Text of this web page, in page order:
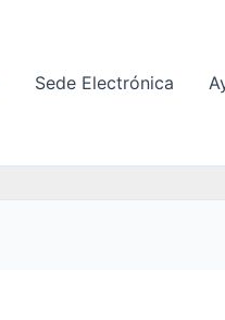
Sede Electrónica